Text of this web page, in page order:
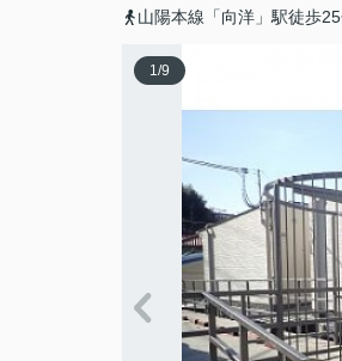
山陽本線「向洋」駅徒歩
1/9